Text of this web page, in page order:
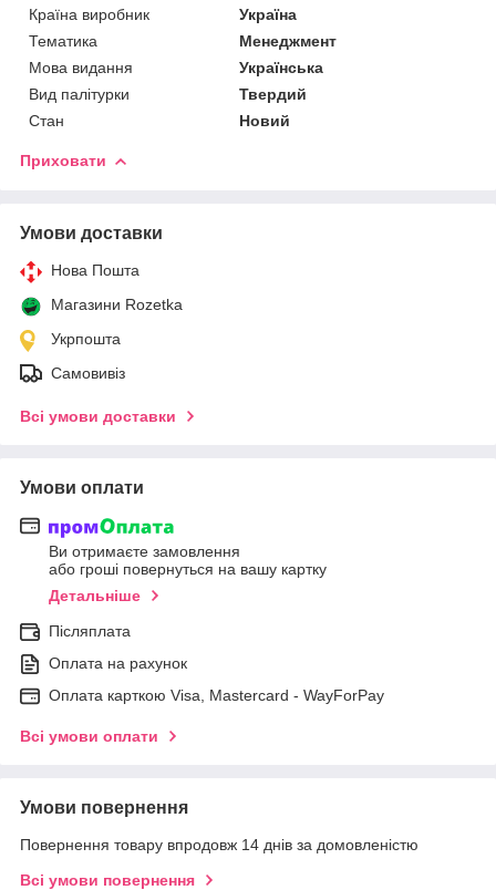
Країна виробник
Україна
Тематика
Менеджмент
Мова видання
Українська
Вид палітурки
Твердий
Стан
Новий
Приховати
Умови доставки
Нова Пошта
Магазини Rozetka
Укрпошта
Самовивіз
Всі умови доставки
Умови оплати
Ви отримаєте замовлення
або гроші повернуться на вашу картку
Детальніше
Післяплата
Оплата на рахунок
Оплата карткою Visa, Mastercard - WayForPay
Всі умови оплати
Умови повернення
Повернення товару впродовж 14 днів за домовленістю
Всі умови повернення